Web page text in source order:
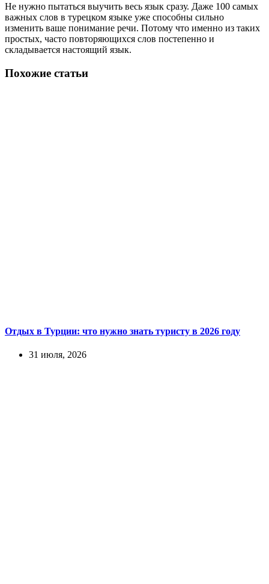
Не нужно пытаться выучить весь язык сразу. Даже 100 самых
важных слов в турецком языке уже способны сильно
изменить ваше понимание речи. Потому что именно из таких
простых, часто повторяющихся слов постепенно и
складывается настоящий язык.
Похожие статьи
Отдых в Турции: что нужно знать туристу в 2026 году
31 июля, 2026